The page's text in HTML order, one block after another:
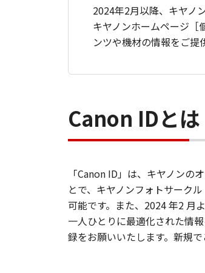
2024年2月以降、キヤノ
キヤノンホームページ［
ンツや機材の情報をご提
Canon IDとは
「Canon ID」は、キヤノン
とで、キヤノンフォトサーク
可能です。また、2024 年2 月
一人ひとりに最適化された情
録をお願いいたします。新規